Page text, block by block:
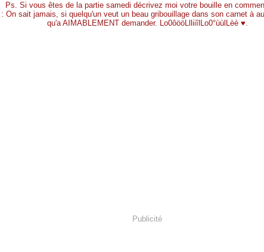
Ps. Si vous êtes de la partie samedi décrivez moi votre bouille en
: On sait jamais, si quelqu'un veut un beau gribouillage dans son carnet à
qu'a AIMABLEMENT demander. Lo0ôööLlliiîlLo0°ùùlLèè ♥.
Publicité